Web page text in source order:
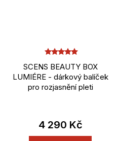
SCENS BEAUTY BOX
LUMIÉRE - dárkový balíček
pro rozjasnění pleti
4 290 Kč